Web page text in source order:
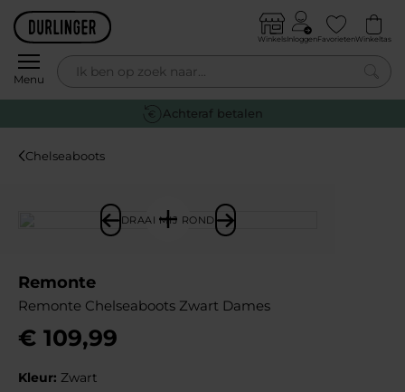
Skip to content
Menu
WinkelsInloggenFavorietenWinkeltas
0
Gratis retourneren
Chelseaboots
DRAAI MIJ ROND
Remonte
Remonte Chelseaboots Zwart Dames
€ 109,99
Kleur: Zwart